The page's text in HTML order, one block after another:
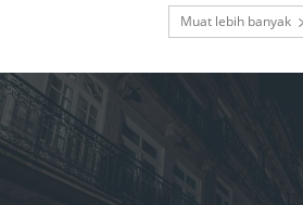
Muat lebih banyak